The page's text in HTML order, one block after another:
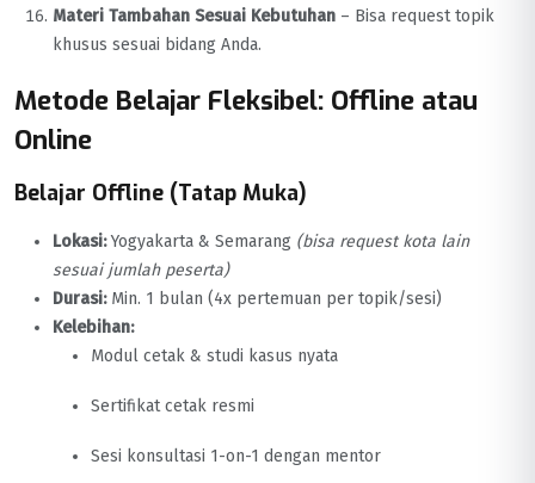
Materi Tambahan Sesuai Kebutuhan – Bisa request topik
khusus sesuai bidang Anda.
Metode Belajar Fleksibel: Offline atau
Online
Belajar Offline (Tatap Muka)
Lokasi:Yogyakarta & Semarang (bisa request kota lain
sesuai jumlah peserta)
Durasi:Min. 1 bulan (4x pertemuan per topik/sesi)
Kelebihan:
Modul cetak & studi kasus nyata
Sertifikat cetak resmi
Sesi konsultasi 1-on-1 dengan mentor